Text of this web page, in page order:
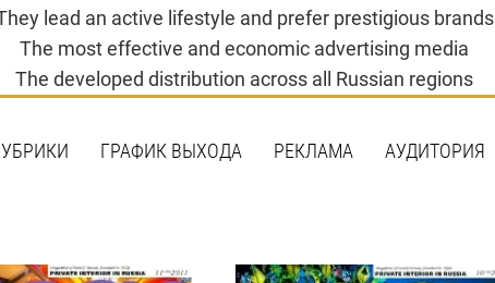
lead an active lifestyle and prefer prestigious brands
The most effective and economic advertising media
The developed distribution across all Russian regions
ГРАФИК ВЫХОДА РЕКЛАМА АУДИТОРИЯ